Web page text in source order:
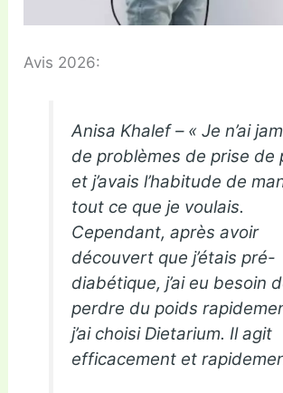
Avis 2026:
Anisa Khalef – « Je n’ai
de problèmes de prise de
et j’avais l’habitude de
tout ce que je voulais.
Cependant, après avoir
découvert que j’étais pré-
diabétique, j’ai eu besoin
perdre du poids
j’ai choisi Dietarium. Il agit
efficacement et